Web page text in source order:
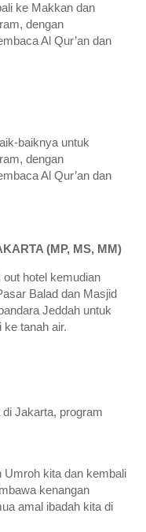
ke Makkan dan
dengan
Al Qur’an dan
baiknya untuk
dengan
Al Qur’an dan
(MP, MS, MM)
hotel kemudian
Balad dan Masjid
Jeddah untuk
tanah air.
Jakarta, program
Umroh kita dan kembali
kenangan
amal ibadah kita di